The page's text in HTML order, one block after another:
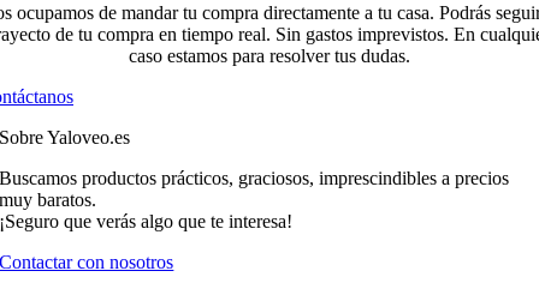
ocupamos de mandar tu compra directamente a tu casa. Podrás
de tu compra en tiempo real. Sin gastos imprevistos. En
caso estamos para resolver tus dudas.
Sobre Yaloveo.es
Buscamos productos prácticos, graciosos, imprescindibles a precios
muy baratos.
¡Seguro que verás algo que te interesa!
Contactar con nosotros